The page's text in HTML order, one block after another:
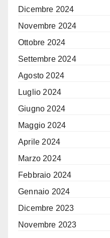
Dicembre 2024
Novembre 2024
Ottobre 2024
Settembre 2024
Agosto 2024
Luglio 2024
Giugno 2024
Maggio 2024
Aprile 2024
Marzo 2024
Febbraio 2024
Gennaio 2024
Dicembre 2023
Novembre 2023